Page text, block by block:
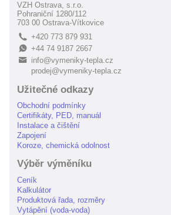
VZH Ostrava, s.r.o.
Pohraniční 1280/112
703 00 Ostrava-Vítkovice
L +420 773 879 931
E+44 74 9187 2667
B
info@vymeniky-tepla.cz
prodej@vymeniky-tepla.cz
Užitečné odkazy
Obchodní podmínky
Certifikáty, PED, manuál
Instalace a čištění
Zapojení
Koroze, chemická odolnost
Výběr výměníku
Ceník
Kalkulátor
Produktová řada, rozměry
Vytápění (voda-voda)